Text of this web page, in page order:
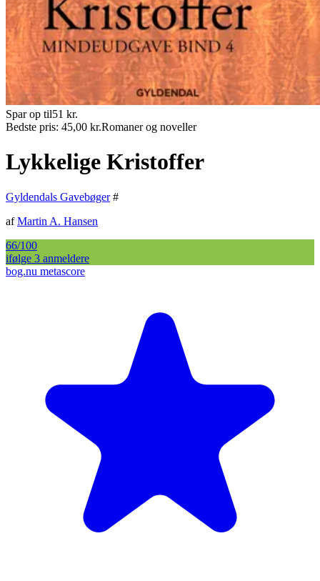
Spar op til51 kr.
Bedste pris: 45,00 kr.Romaner og noveller
Lykkelige Kristoffer
Gyldendals Gavebøger #
afMartin A. Hansen
66/100
ifølge 3 anmeldere
bog.nu metascore